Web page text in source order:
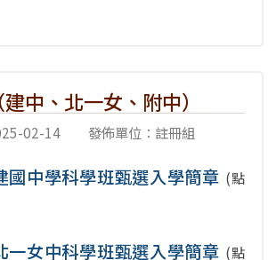
中、北一女、附中）
02-14 發佈單位：註冊組
國中學科學班甄選入學簡章 (點
一女中科學班甄選入學簡章 (點